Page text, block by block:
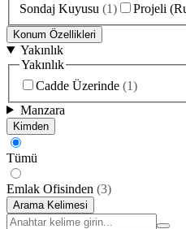
Sondaj Kuyusu (1) Projeli
Konum Özellikleri
Yakınlık
Yakınlık
Cadde Üzerinde (1)
Manzara
Kimden
Tümü
Emlak Ofisinden (3)
Arama Kelimesi